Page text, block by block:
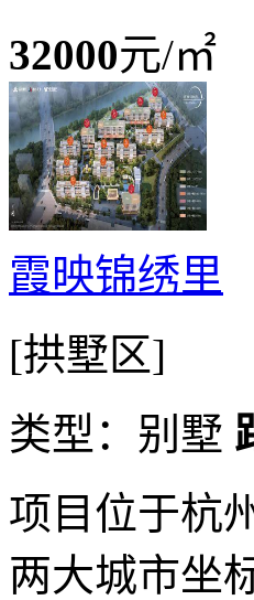
32000元/㎡
霞映锦绣里
[拱墅区]
类型：别墅
项目位于杭
两大城市坐